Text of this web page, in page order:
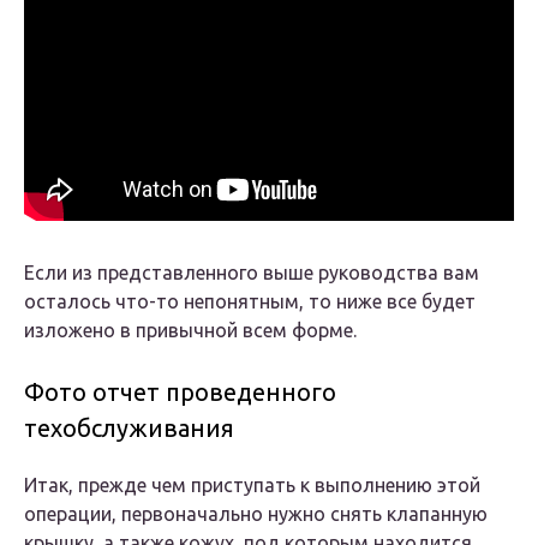
Если из представленного выше руководства вам
осталось что-то непонятным, то ниже все будет
изложено в привычной всем форме.
Фото отчет проведенного
техобслуживания
Итак, прежде чем приступать к выполнению этой
операции, первоначально нужно снять клапанную